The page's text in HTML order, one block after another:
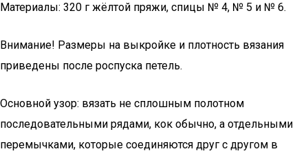
Материалы: 320 г жёлтой пряжи, спицы № 4, № 5 и № 6.
Внимание! Размеры на выкройке и плотность вязания
приведены после роспуска петель.
Основной узор: вязать не сплошным полотном
последовательными рядами, кок обычно, а отдельными
перемычками, которые соединяются друг с другом в